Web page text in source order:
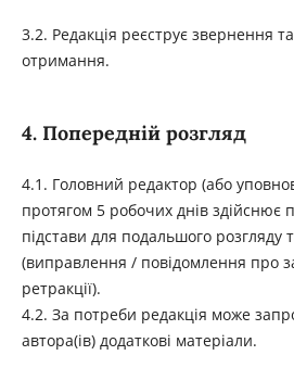
3.2. Редакція реєструє звернення
отримання.
4. Попередній розгляд
4.1. Головний редактор (або
протягом 5 робочих днів здійснює
підстави для подальшого розгляду
(виправлення / повідомлення про
ретракції).
4.2. За потреби редакція може
автора(ів) додаткові матеріали.